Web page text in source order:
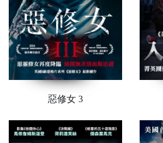
惡修女 3